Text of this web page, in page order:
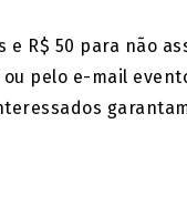
R$ 50 para não
pelo e-mail